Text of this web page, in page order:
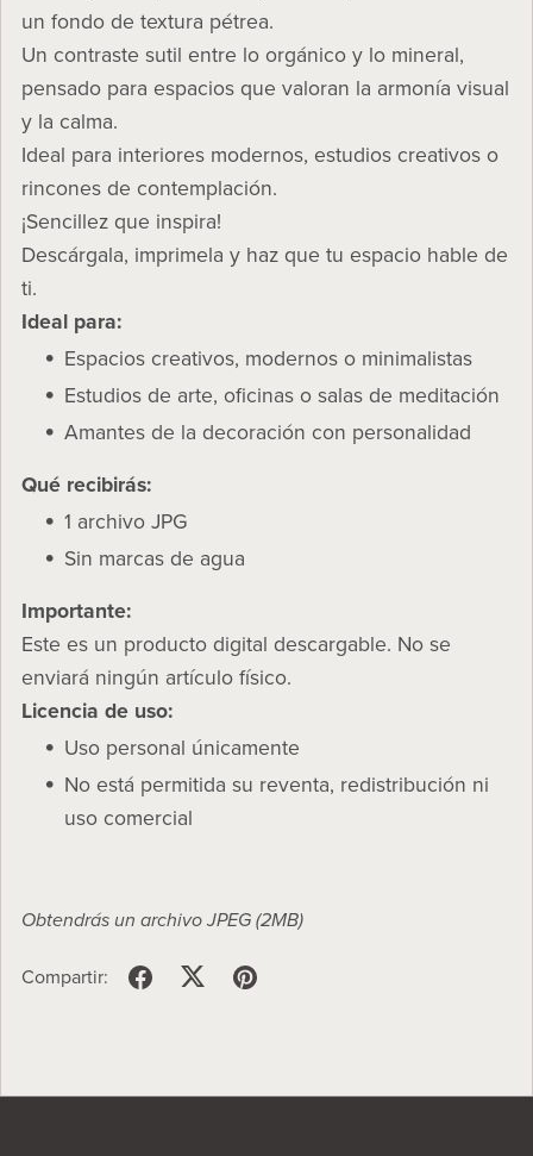
un fondo de textura pétrea.
Un contraste sutil entre lo orgánico y lo mineral,
pensado para espacios que valoran la armonía visual
y la calma.
Ideal para interiores modernos, estudios creativos o
rincones de contemplación.
¡Sencillez que inspira!
Descárgala, imprimela y haz que tu espacio hable de
ti.
Ideal para:
Espacios creativos, modernos o minimalistas
Estudios de arte, oficinas o salas de meditación
Amantes de la decoración con personalidad
Qué recibirás:
1 archivo JPG
Sin marcas de agua
Importante:
Este es un producto digital descargable. No se
enviará ningún artículo físico.
Licencia de uso:
Uso personal únicamente
No está permitida su reventa, redistribución ni
uso comercial
Obtendrás un archivo JPEG (2MB)
Compartir: